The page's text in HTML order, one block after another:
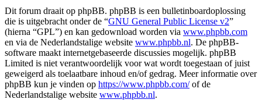
Dit forum draait op phpBB. phpBB is een bulletinboardoplossing
die is uitgebracht onder de “GNU General Public License v2”
(hierna “GPL”) en kan gedownload worden via www.phpbb.com
en via de Nederlandstalige website www.phpbb.nl. De phpBB-
software maakt internetgebaseerde discussies mogelijk. phpBB
Limited is niet verantwoordelijk voor wat wordt toegestaan of juist
geweigerd als toelaatbare inhoud en/of gedrag. Meer informatie over
phpBB kun je vinden op https://www.phpbb.com/of de
Nederlandstalige website www.phpbb.nl.